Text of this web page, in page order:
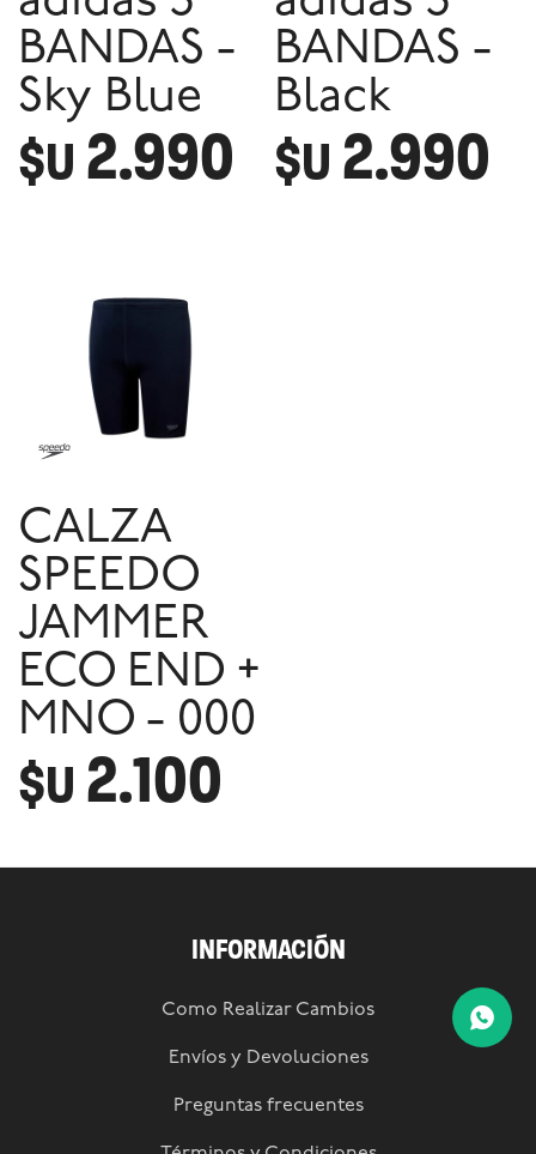
BANDAS -
Sky Blue
$U 2.990
BANDAS -
Black
$U 2.990
CALZA
SPEEDO
JAMMER
ECO END +
MNO - 000
$U 2.100
INFORMACIÓN
Como Realizar Cambios
Envíos y Devoluciones
Preguntas frecuentes